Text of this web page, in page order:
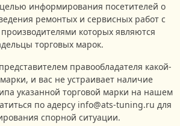
информирования посетителей о
ремонтых и сервисных работ с
которых являются
торговых марок.
правообладателя какой-
и вас не устраивает наличие
указанной торговой марки на нашем
по адерсу info@ats-tuning.ru для
спорной ситуации.